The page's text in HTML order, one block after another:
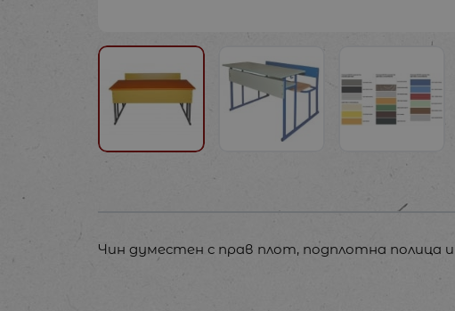
Чин думестен с прав плот, подплотна полица